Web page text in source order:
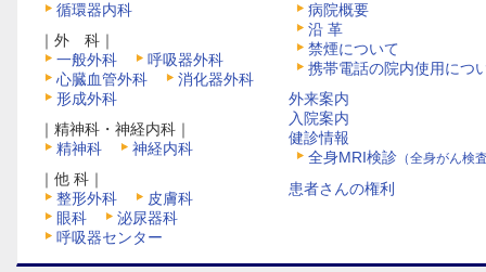
循環器内科
｜外 科｜
一般外科
呼吸器外科
心臓血管外科
消化器外科
形成外科
｜精神科・神経内科｜
精神科
神経内科
｜他 科｜
整形外科
皮膚科
眼科
泌尿器科
呼吸器センター
病院概要
沿 革
禁煙について
携帯電話の院内使用につ
外来案内
入院案内
健診情報
全身MRI検診 （全身がん検
患者さんの権利